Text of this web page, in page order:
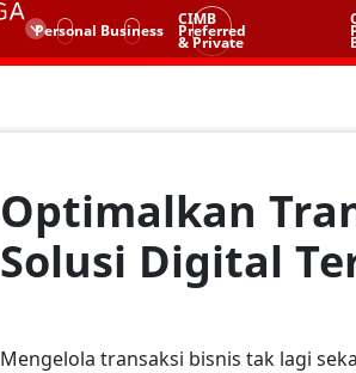
Personal Business
CIMB
Preferred
& Private
Optimalkan
Solusi Digital
Mengelola transaksi bisnis tak lagi